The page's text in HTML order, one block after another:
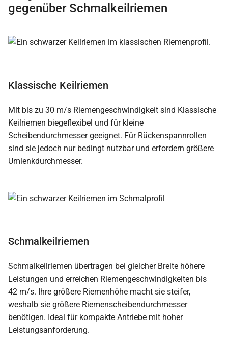
gegenüber Schmalkeilriemen
Klassische Keilriemen
Mit bis zu 30 m/s Riemengeschwindigkeit sind Klassische
Keilriemen biegeflexibel und für kleine
Scheibendurchmesser geeignet. Für Rückenspannrollen
sind sie jedoch nur bedingt nutzbar und erfordern größere
Umlenkdurchmesser.
Schmalkeilriemen
Schmalkeilriemen übertragen bei gleicher Breite höhere
Leistungen und erreichen Riemengeschwindigkeiten bis
42 m/s. Ihre größere Riemenhöhe macht sie steifer,
weshalb sie größere Riemenscheibendurchmesser
benötigen. Ideal für kompakte Antriebe mit hoher
Leistungsanforderung.